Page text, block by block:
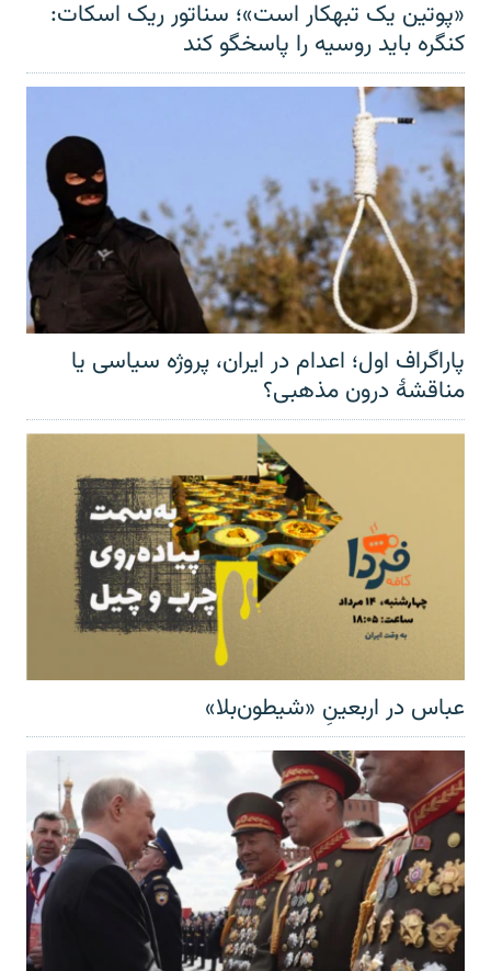
«پوتین یک تبهکار است»؛ سناتور ریک اسکات:
کنگره باید روسیه را پاسخگو کند
پاراگراف اول؛ اعدام در ایران، پروژه سیاسی یا
مناقشهٔ درون مذهبی؟
عباس در اربعینِ «شیطون‌بلا»